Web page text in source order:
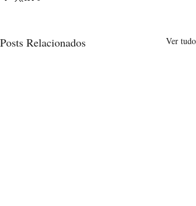
Posts Relacionados Ver tudo